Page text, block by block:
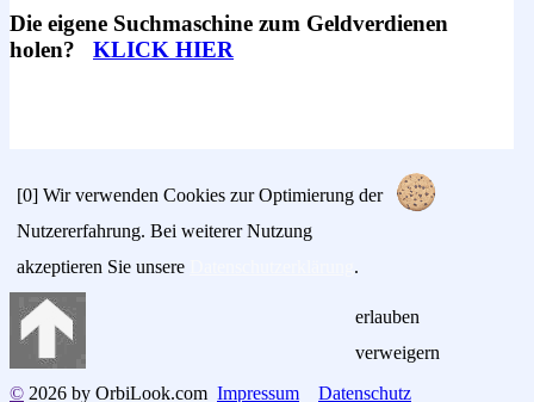
Die eigene Suchmaschine zum Geldverdienen
holen? KLICK HIER
[0] Wir verwenden Cookies zur Optimierung der
Nutzererfahrung. Bei weiterer Nutzung
akzeptieren Sie unsere
.
erlauben
verweigern
© 2026 by OrbiLook.com Impressum Datenschutz